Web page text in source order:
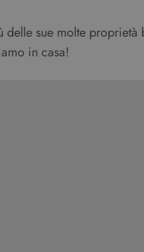
delle sue molte
in casa!